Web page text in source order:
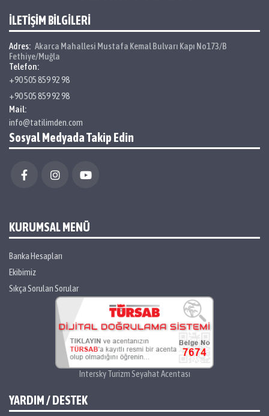
İLETİŞİM BİLGİLERİ
Adres: Akarca Mahallesi Mustafa Kemal Bulvarı Kapı No173/B
Fethiye/Muğla
Telefon:
+90 505 859 92 98
+90 505 859 92 98
Mail:
info@tatilimden.com
Sosyal Medyada Takip Edin
KURUMSAL MENÜ
Banka Hesapları
Ekibimiz
Sıkça Sorulan Sorular
Intersky Turizm Seyahat Acentası
YARDIM / DESTEK